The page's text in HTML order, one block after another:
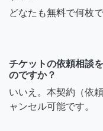
どなたも無料で何枚
チケットの依頼相談
のですか？
いいえ。本契約（依
ャンセル可能です。